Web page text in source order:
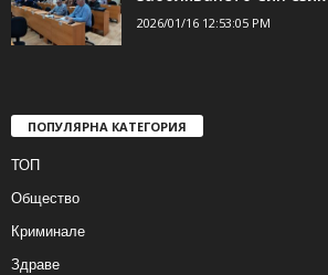
2026/01/16 12:53:05 PM
ПОПУЛЯРНА КАТЕГОРИЯ
ТОП
Общество
Криминале
Здраве